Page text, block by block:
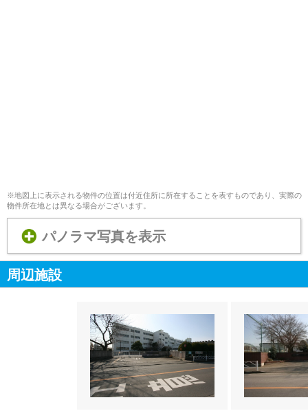
※地図上に表示される物件の位置は付近住所に所在することを表すものであり、実際の
物件所在地とは異なる場合がございます。
パノラマ写真を表示
周辺施設